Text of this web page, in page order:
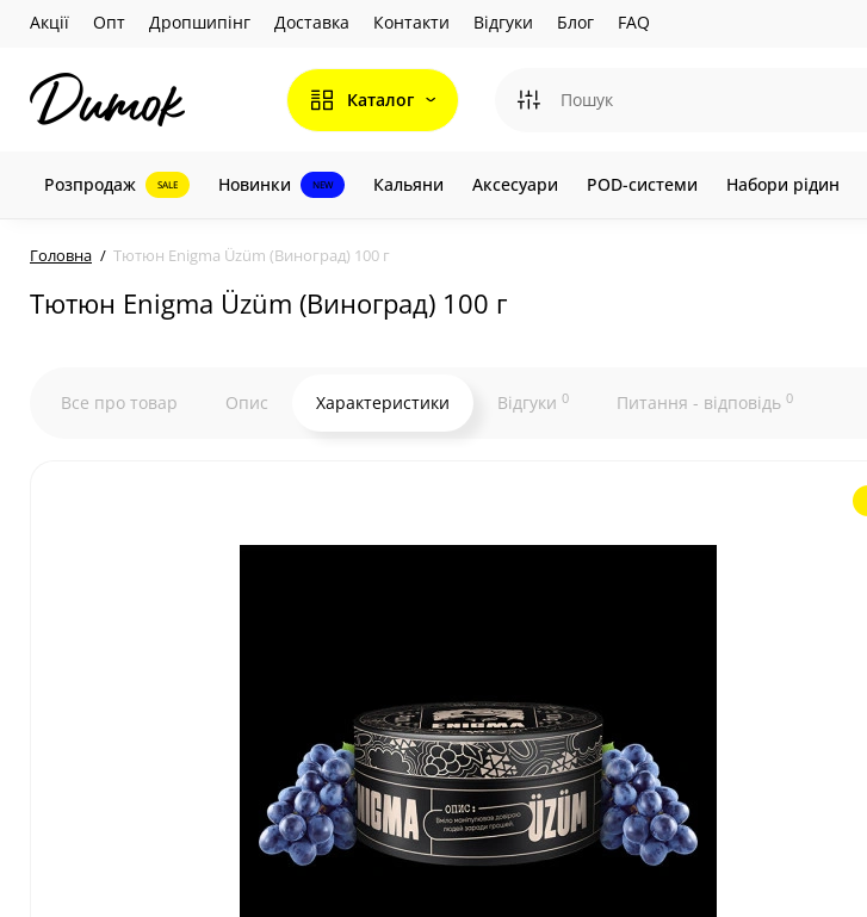
Акції Опт Дропшипінг Доставка Контакти Відгуки Блог FAQ
Каталог
Розпродаж SALE Новинки NEW Кальяни Аксесуари POD-системи Набори рідин
Головна Тютюн Enigma Üzüm (Виноград) 100 г
Тютюн Enigma Üzüm (Виноград) 100 г
Все про товар Опис Характеристики Відгуки 0 Питання - відповідь 0